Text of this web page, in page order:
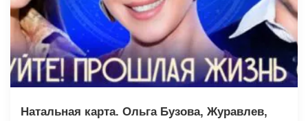
Натальная карта. Ольга Бузова, Журавлев,